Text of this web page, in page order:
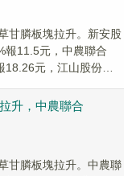
甘膦板塊拉升。新安股
報11.5元，中農聯合
18.26元，江山股份
升，中農聯合
甘膦板塊拉升。中農聯